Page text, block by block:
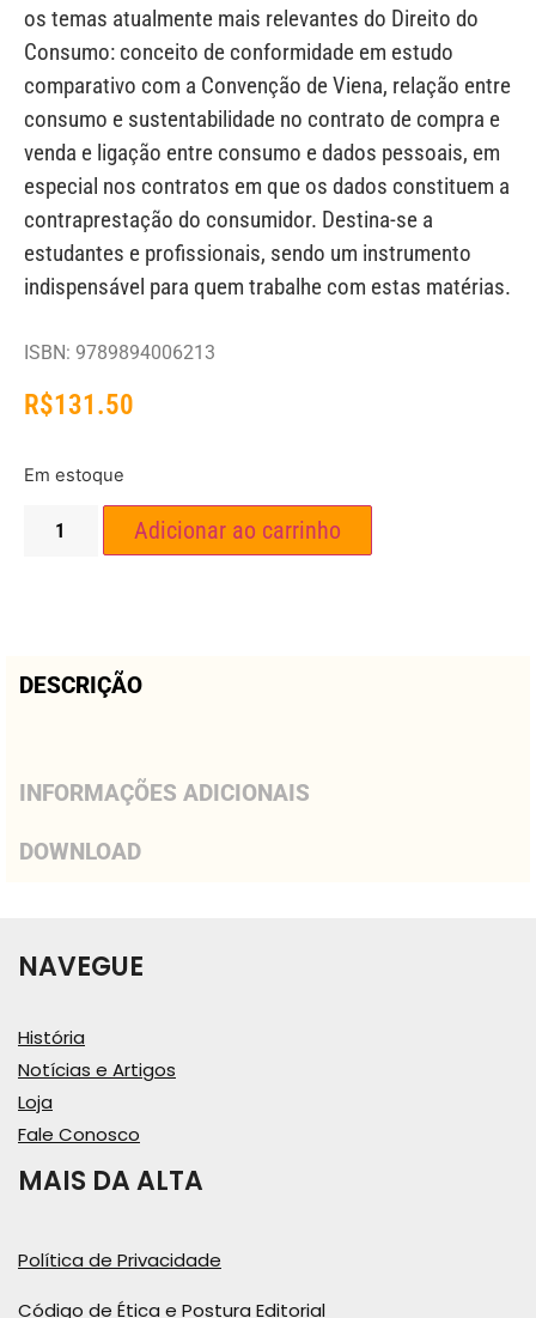
os temas atualmente mais relevantes do Direito do
Consumo: conceito de conformidade em estudo
comparativo com a Convenção de Viena, relação entre
consumo e sustentabilidade no contrato de compra e
venda e ligação entre consumo e dados pessoais, em
especial nos contratos em que os dados constituem a
contraprestação do consumidor. Destina-se a
estudantes e profissionais, sendo um instrumento
indispensável para quem trabalhe com estas matérias.
ISBN: 9789894006213
R$131.50
Em estoque
Adicionar ao carrinho
DESCRIÇÃO
INFORMAÇÕES ADICIONAIS
DOWNLOAD
NAVEGUE
História
Notícias e Artigos
Loja
Fale Conosco
MAIS DA ALTA
Política de Privacidade
Código de Ética e Postura Editorial